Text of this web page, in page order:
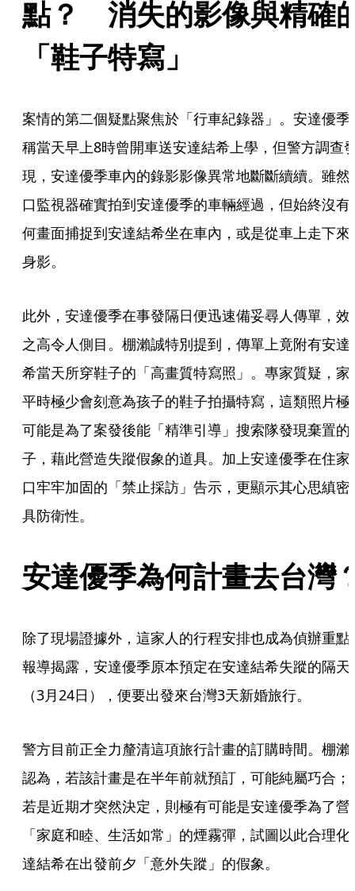
點？　消失的影像與精確
「鞋子特寫」
案情的第二個疑點聚焦於「行車紀錄器」。安達優季
稱當天早上8時曾開車送安達結希上學，但警方調查
現，安達優季車內的錄影影像異常地斷斷續續。雖然
口監視器確實拍到安達優季的車輛經過，但始終沒有
何畫面捕捉到安達結希坐在車內，或是從車上走下來
身影。
此外，安達優季在事發隔日便迅速備妥尋人傳單，效
之高令人側目。棚瀨誠特別提到，傳單上竟附有安達
希當天所穿鞋子的「高畫質特寫照」。專家質疑，家
平時極少會刻意為孩子的鞋子拍攝特寫，這類照片極
可能是為了案發後能「精準引導」搜索隊發現棄置的
子，藉此營造失蹤假象的道具。加上安達優季在住家
口牢牢加固的「禁止採訪」告示，更顯示其心思縝密
具防衛性。
安達優季為何計畫去台灣
除了現場證據外，這家人的行程安排也成為偵辦重點
報導揭露，安達優季原本預定在安達結希失蹤的隔天
（3月24日），便要出發來台灣3天新婚旅行。
警方目前正全力釐清這項旅行計畫的訂購時間。棚瀨
認為，若該計畫是在半年前就預訂，可能純屬巧合；
若是近期才突然決定，則極有可能是安達優季為了營
「家庭和睦、生活如常」的煙霧彈，試圖以此合理化
達結希在出發前夕「意外失蹤」的假象。